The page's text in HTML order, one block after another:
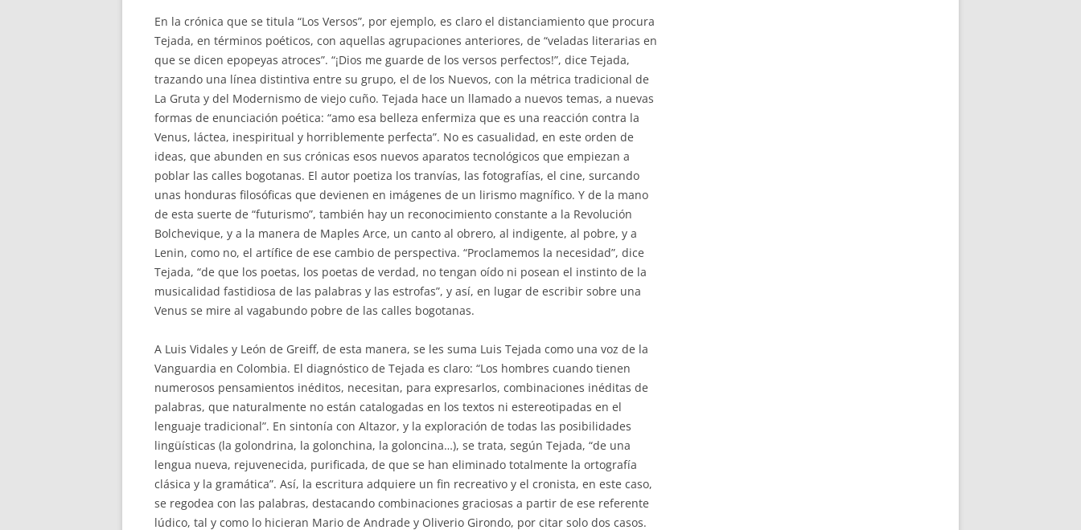
En la crónica que se titula “Los Versos”, por ejemplo, es claro el distanciamiento que procura
Tejada, en términos poéticos, con aquellas agrupaciones anteriores, de “veladas literarias en
que se dicen epopeyas atroces”. “¡Dios me guarde de los versos perfectos!”, dice Tejada,
trazando una línea distintiva entre su grupo, el de los Nuevos, con la métrica tradicional de
La Gruta y del Modernismo de viejo cuño. Tejada hace un llamado a nuevos temas, a nuevas
formas de enunciación poética: “amo esa belleza enfermiza que es una reacción contra la
Venus, láctea, inespiritual y horriblemente perfecta”. No es casualidad, en este orden de
ideas, que abunden en sus crónicas esos nuevos aparatos tecnológicos que empiezan a
poblar las calles bogotanas. El autor poetiza los tranvías, las fotografías, el cine, surcando
unas honduras filosóficas que devienen en imágenes de un lirismo magnífico. Y de la mano
de esta suerte de “futurismo”, también hay un reconocimiento constante a la Revolución
Bolchevique, y a la manera de Maples Arce, un canto al obrero, al indigente, al pobre, y a
Lenin, como no, el artífice de ese cambio de perspectiva. “Proclamemos la necesidad”, dice
Tejada, “de que los poetas, los poetas de verdad, no tengan oído ni posean el instinto de la
musicalidad fastidiosa de las palabras y las estrofas”, y así, en lugar de escribir sobre una
Venus se mire al vagabundo pobre de las calles bogotanas.
A Luis Vidales y León de Greiff, de esta manera, se les suma Luis Tejada como una voz de la
Vanguardia en Colombia. El diagnóstico de Tejada es claro: “Los hombres cuando tienen
numerosos pensamientos inéditos, necesitan, para expresarlos, combinaciones inéditas de
palabras, que naturalmente no están catalogadas en los textos ni estereotipadas en el
lenguaje tradicional”. En sintonía con Altazor, y la exploración de todas las posibilidades
lingüísticas (la golondrina, la golonchina, la goloncina…), se trata, según Tejada, “de una
lengua nueva, rejuvenecida, purificada, de que se han eliminado totalmente la ortografía
clásica y la gramática”. Así, la escritura adquiere un fin recreativo y el cronista, en este caso,
se regodea con las palabras, destacando combinaciones graciosas a partir de ese referente
lúdico, tal y como lo hicieran Mario de Andrade y Oliverio Girondo, por citar solo dos casos.